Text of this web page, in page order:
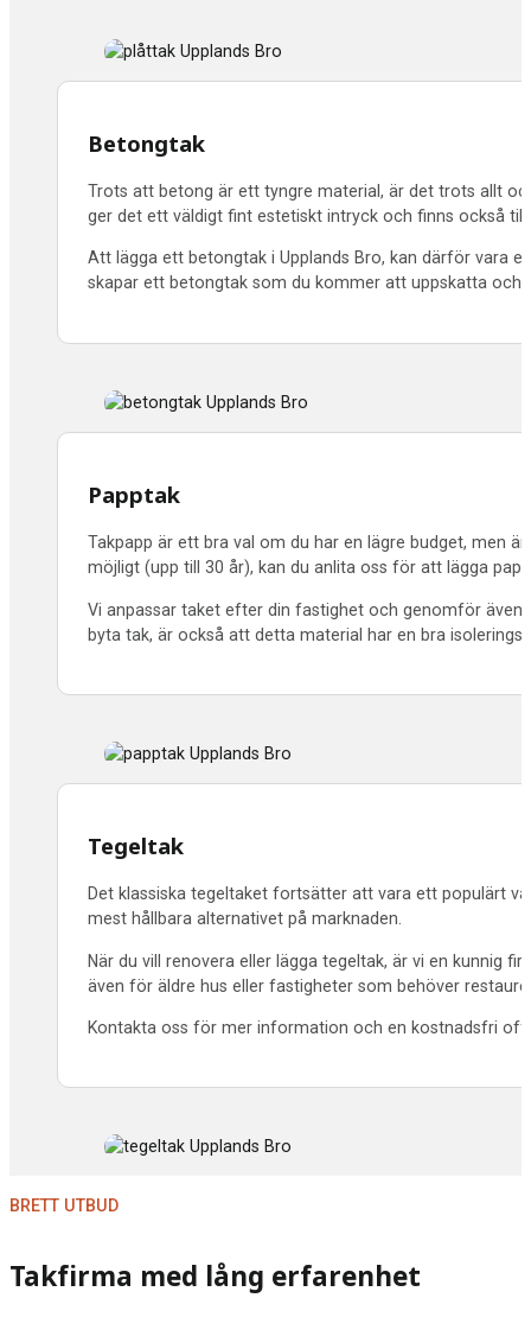
Betongtak
Trots att betong är ett tyngre material, är det trots allt
ger det ett väldigt fint estetiskt intryck och finns också
Att lägga ett betongtak i Upplands Bro, kan därför vara
skapar ett betongtak som du kommer att uppskatta och
Papptak
Takpapp är ett bra val om du har en lägre budget, men
möjligt (upp till 30 år), kan du anlita oss för att lägga
Vi anpassar taket efter din fastighet och genomför
byta tak, är också att detta material har en bra
Tegeltak
Det klassiska tegeltaket fortsätter att vara ett populärt
mest hållbara alternativet på marknaden.
När du vill renovera eller lägga tegeltak, är vi en kunnig
även för äldre hus eller fastigheter som behöver
Kontakta oss för mer information och en kostnadsfri
Takfirma med lång erfarenhet
BRETT UTBUD